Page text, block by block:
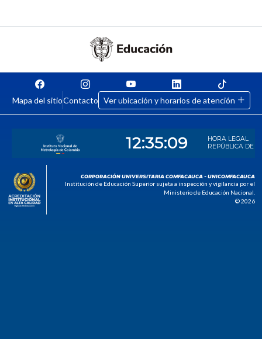
Mapa del sitioContacto Ver ubicación y horarios de atención
CORPORACIÓN UNIVERSITARIA COMFACAUCA - UNICOMFACAUCA
Institución de Educación Superior sujeta a inspección y vigilancia por el
Ministerio de Educación Nacional.
© 2026